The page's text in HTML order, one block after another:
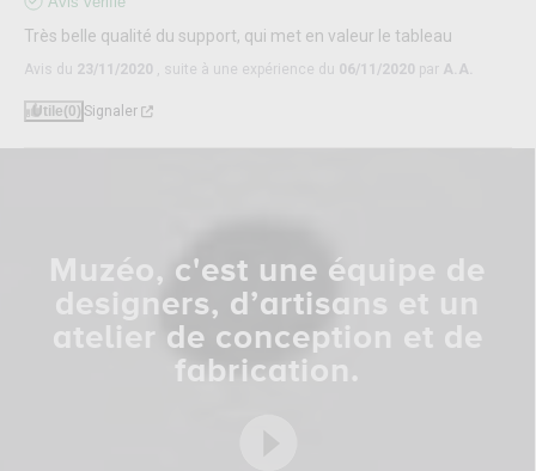
Très belle qualité du support, qui met en valeur le tableau
Avis du 23/11/2020 , suite à une expérience du 06/11/2020 par A.A.
Utile(0) Signaler
Muzéo, c'est une équipe de
designers, d’artisans et un
atelier de conception et de
fabrication.